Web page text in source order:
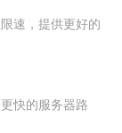
速，提供更好的
快的服务器路